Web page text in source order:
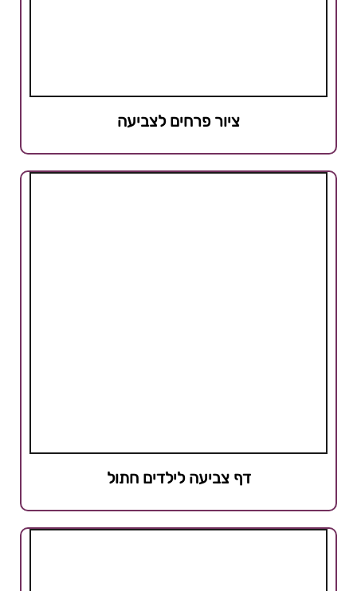
ציור פרחים לצביעה
דף צביעה לילדים חתול